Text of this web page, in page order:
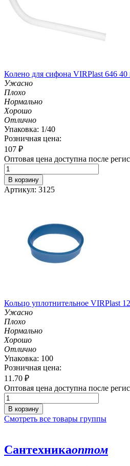
Колено для сифона VIRPlast 646
Ужасно
Плохо
Нормально
Хорошо
Отлично
Упаковка: 1/40
Розничная цена:
107 ₽
Оптовая цена доступна после
В корзину
Артикул: 3125
Кольцо уплотнительное VIRPlast
Ужасно
Плохо
Нормально
Хорошо
Отлично
Упаковка: 100
Розничная цена:
11.70 ₽
Оптовая цена доступна после
В корзину
Смотреть все товары группы
Сантехникаоптом